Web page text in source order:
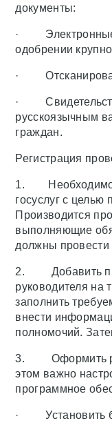
документы:
· Электронные
одобрении
·
·
русскоязычным
граждан.
Регистрация
1. Необходимо
госуслуг с целью
Производится
выполняющие
должны провести
2. Добавить
руководителя на
заполнить
внести
полномочий.
3. Оформить
этом важно
программное
· Установить